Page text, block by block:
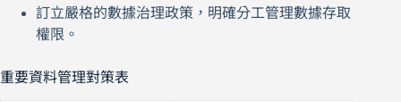
訂立嚴格的數據治理政策，明確分工管理數據存取
權限。
重要資料管理對策表